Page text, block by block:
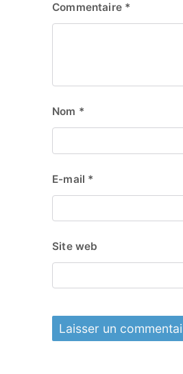
Commentaire *
Nom *
E-mail *
Site web